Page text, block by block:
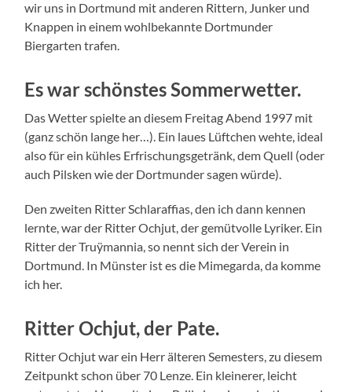
wir uns in Dortmund mit anderen Rittern, Junker und
Knappen in einem wohlbekannte Dortmunder
Biergarten trafen.
Es war schönstes Sommerwetter.
Das Wetter spielte an diesem Freitag Abend 1997 mit
(ganz schön lange her…). Ein laues Lüftchen wehte, ideal
also für ein kühles Erfrischungsgetränk, dem Quell (oder
auch Pilsken wie der Dortmunder sagen würde).
Den zweiten Ritter Schlaraffias, den ich dann kennen
lernte, war der Ritter Ochjut, der gemütvolle Lyriker. Ein
Ritter der Truÿmannia, so nennt sich der Verein in
Dortmund. In Münster ist es die Mimegarda, da komme
ich her.
Ritter Ochjut, der Pate.
Ritter Ochjut war ein Herr älteren Semesters, zu diesem
Zeitpunkt schon über 70 Lenze. Ein kleinerer, leicht